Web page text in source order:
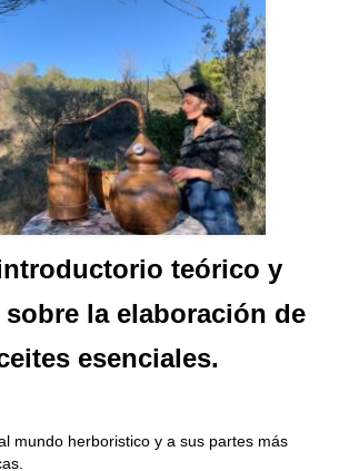
teórico y
la elaboración de
esenciales.
mundo herboristico y a sus partes más